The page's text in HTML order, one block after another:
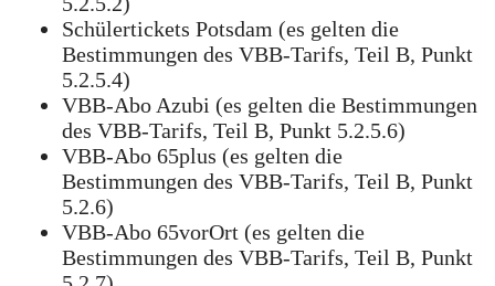
Schülertickets Potsdam (es gelten die
Bestimmungen des VBB-Tarifs, Teil B, Punkt
5.2.5.4)
VBB-Abo Azubi (es gelten die Bestimmungen
des VBB-Tarifs, Teil B, Punkt 5.2.5.6)
VBB-Abo 65plus (es gelten die
Bestimmungen des VBB-Tarifs, Teil B, Punkt
5.2.6)
VBB-Abo 65vorOrt (es gelten die
Bestimmungen des VBB-Tarifs, Teil B, Punkt